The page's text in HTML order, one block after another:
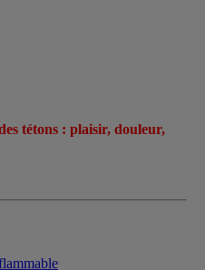
tétons : plaisir, douleur,